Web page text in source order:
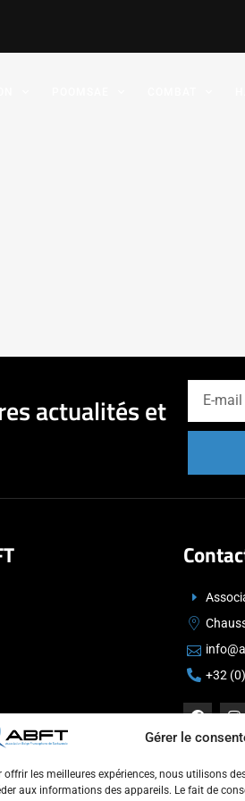
Gérer le
offrir les meilleures expériences, nous utilisons
aux informations des appareils. Le fait de
actualités et
+32